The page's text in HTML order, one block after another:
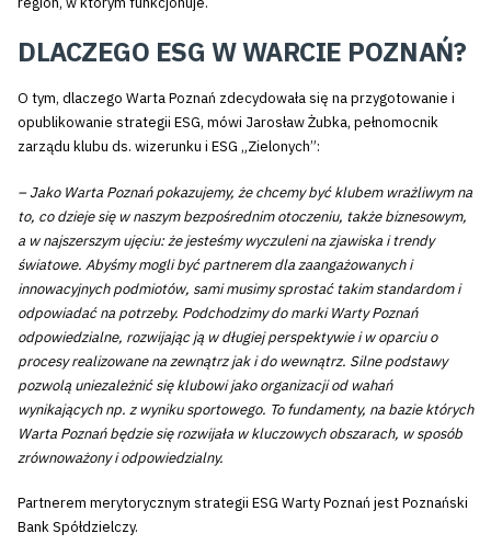
DLACZEGO ESG W WARCIE POZNAŃ?
O tym, dlaczego Warta Poznań zdecydowała się na przygotowanie i
opublikowanie strategii ESG, mówi Jarosław Żubka, pełnomocnik
zarządu klubu ds. wizerunku i ESG „Zielonych”:
– Jako Warta Poznań pokazujemy, że chcemy być klubem wrażliwym na
to, co dzieje się w naszym bezpośrednim otoczeniu, także biznesowym,
a w najszerszym ujęciu: że jesteśmy wyczuleni na zjawiska i trendy
światowe. Abyśmy mogli być partnerem dla zaangażowanych i
innowacyjnych podmiotów, sami musimy sprostać takim standardom i
odpowiadać na potrzeby. Podchodzimy do marki Warty Poznań
odpowiedzialne, rozwijając ją w długiej perspektywie i w oparciu o
procesy realizowane na zewnątrz jak i do wewnątrz. Silne podstawy
pozwolą uniezależnić się klubowi jako organizacji od wahań
wynikających np. z wyniku sportowego. To fundamenty, na bazie których
Warta Poznań będzie się rozwijała w kluczowych obszarach, w sposób
zrównoważony i odpowiedzialny.
Partnerem merytorycznym strategii ESG Warty Poznań jest Poznański
Bank Spółdzielczy.